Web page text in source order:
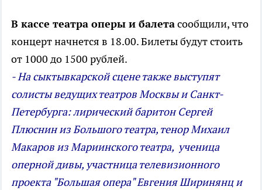
В кассе театра оперы и балетасообщили, что
концерт начнется в 18.00. Билеты будут стоить
от 1000 до 1500 рублей.
- На сыктывкарской сцене также выступят
солисты ведущих театров Москвы и Санкт-
Петербурга: лирический баритон Сергей
Плюснин из Большого театра, тенор Михаил
Макаров из Мариинского театра, ученица
оперной дивы, участница телевизионного
проекта "Большая опера" Евгения Ширинянц и